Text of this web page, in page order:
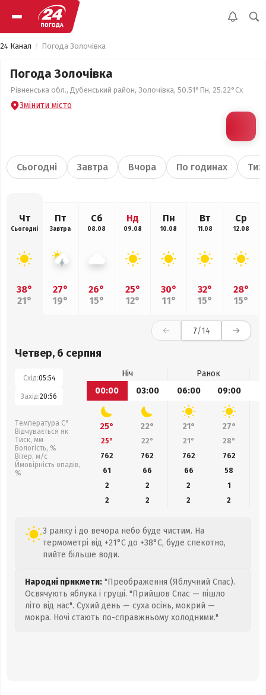
24 Канал Погода Золочівка
Погода Золочівка
Рівненська обл., Дубенський район, Золочівка, 50.51°Пн, 25.22°Сх
Змінити місто
Сьогодні Завтра Вчора По годинах
Чт
Сьогодні
38°
21°
Пт
Завтра
27°
19°
Сб
08.08
26°
15°
Нд
09.08
25°
12°
Пн
10.08
30°
11°
Вт
11.08
32°
15°
Ср
12.08
28°
15°
7/14
Четвер, 6 серпня
Схід:05:54
Захід:20:56
Температура С°
Відчувається як
Тиск, мм
Вологість, %
Вітер, м/с
Ймовірність опадів,
%
Ніч
Ранок
00:00
03:00 06:00 09:00
25° 22° 21° 27°
25° 22° 21° 28°
762
762 762 762
61
66 66
58
2
2 2
1
2
2 2 2
З ранку і до вечора небо буде чистим. На
термометрі від +21°C до +38°C, буде спекотно,
пийте більше води.
Народні прикмети: "Преображення (Яблучний Спас).
Освячують яблука і груші. "Прийшов Спас — пішло
літо від нас". Сухий день — суха осінь, мокрий —
мокра. Ночі стають по-справжньому холодними."